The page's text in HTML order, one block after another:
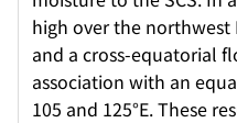
high over the
and a cross-equatorial
association with an
105 and 125°E. These